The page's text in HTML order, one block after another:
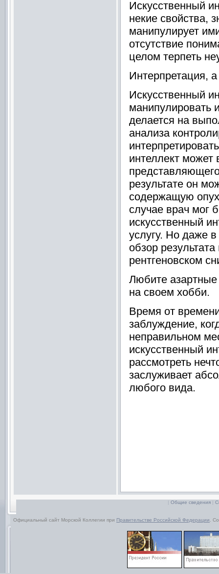
Искусственный
некие свойства,
манипулирует
отсутствие
целом терпеть
Интерпретация,
Искусственный
манипулировать
делается на
анализа
интеллект может
результате он
содержащую
случае врач мог
искусственный
услугу. Но даже
обзор
рентгеновском
Любите
на своем хобби.
Время от
заблуждение,
неправильном
искусственный
рассмотреть
заслуживает
любого вида.
| Общие сведения|
Официальный сайт Морской Коллегии при Правительстве Российской Федерации .